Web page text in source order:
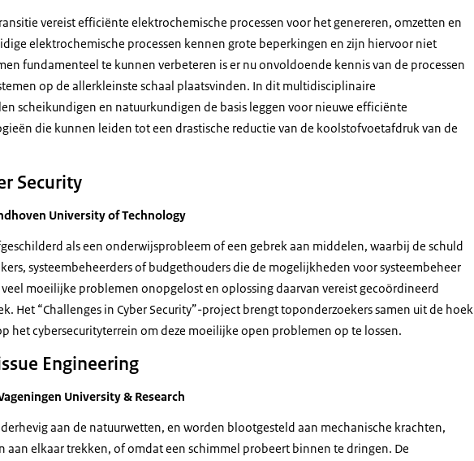
vereist efficiënte elektrochemische processen voor het genereren, omzetten en
elektrochemische processen kennen grote beperkingen en zijn hiervoor niet
fundamenteel te kunnen verbeteren is er nu onvoldoende kennis van de processen
op de allerkleinste schaal plaatsvinden. In dit multidisciplinaire
scheikundigen en natuurkundigen de basis leggen voor nieuwe efficiënte
die kunnen leiden tot een drastische reductie van de koolstofvoetafdruk van de
Security
University of Technology
als een onderwijsprobleem of een gebrek aan middelen, waarbij de schuld
systeembeheerders of budgethouders die de mogelijkheden voor systeembeheer
moeilijke problemen onopgelost en oplossing daarvan vereist gecoördineerd
Het “Challenges in Cyber Security”-project brengt toponderzoekers samen uit de hoek
het cybersecurityterrein om deze moeilijke open problemen op te lossen.
Engineering
University & Research
aan de natuurwetten, en worden blootgesteld aan mechanische krachten,
elkaar trekken, of omdat een schimmel probeert binnen te dringen. De